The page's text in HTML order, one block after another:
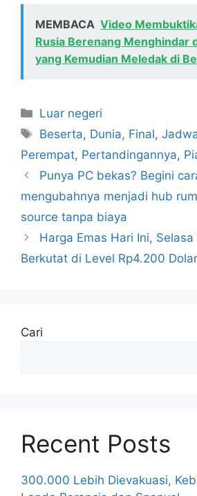
MEMBACA Video
Rusia Berenang Menghindar
yang Kemudian Meledak di
Kategori
Luar negeri
Tag
Beserta, Dunia, Final,
Perempat, Pertandingannya,
Punya PC bekas? Begini
mengubahnya menjadi hub
source tanpa biaya
Harga Emas Hari Ini,
Berkutat di Level Rp4.200 Dolar
Cari
Recent Posts
300.000 Lebih Dievakuasi,